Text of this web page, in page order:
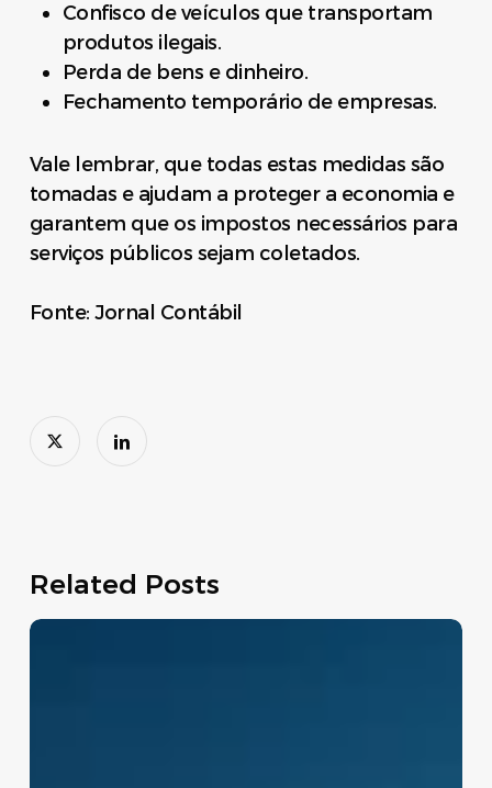
Confisco de veículos que transportam
produtos ilegais.
Perda de bens e dinheiro.
Fechamento temporário de empresas.
Vale lembrar, que todas estas medidas são
tomadas e ajudam a proteger a economia e
garantem que os impostos necessários para
serviços públicos sejam coletados.
Fonte: Jornal Contábil
Related Posts
Move